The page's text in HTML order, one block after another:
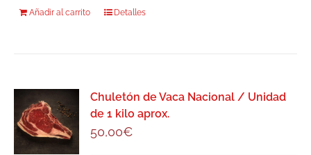
Añadir al carrito Detalles
Chuletón de Vaca Nacional / Unidad
de 1 kilo aprox.
50,00€